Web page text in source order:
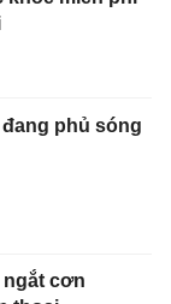
phủ sóng
ngắt cơn